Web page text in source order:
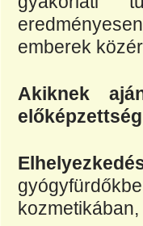
emberek
Akiknek